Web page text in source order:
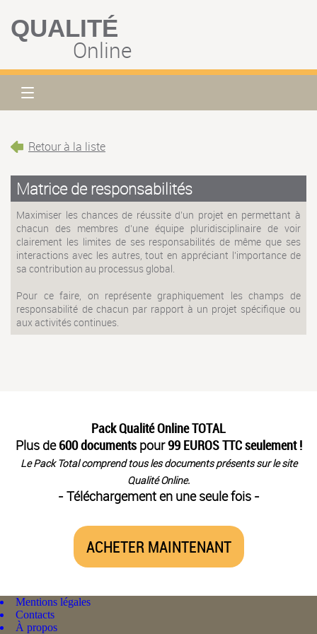
QUALITÉ
Online
Retour à la liste
Matrice de responsabilités
Maximiser les chances de réussite d’un projet en permettant à
chacun des membres d’une équipe pluridisciplinaire de voir
clairement les limites de ses responsabilités de même que ses
interactions avec les autres, tout en appréciant l'importance de
sa contribution au processus global.
Pour ce faire, on représente graphiquement les champs de
responsabilité de chacun par rapport à un projet spécifique ou
aux activités continues.
Pack Qualité Online TOTAL
Plus de600 documentspour99 EUROS TTC seulement !
Le Pack Total comprend tous les documents présents sur le site
Qualité Online.
- Téléchargement en une seule fois -
ACHETER MAINTENANT
Mentions légales
Contacts
À propos